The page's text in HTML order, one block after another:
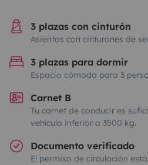
3 plazas con cinturón
Asientos con cinturones de
3 plazas para dormir
Espacio cómodo para 3
Carnet B
Tu carnet de conducir es
vehículo inferior a 3500 kg.
Documento verificado
El permiso de circulación